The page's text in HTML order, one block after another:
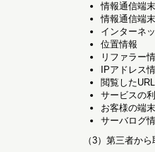
情報通信端
情報通信端
インターネ
位置情報
リファラー
IPアドレス
閲覧した
サービスの
お客様の端
サーバログ
（3）第三者か